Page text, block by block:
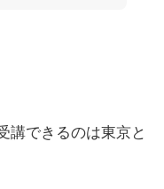
講できるのは東京と